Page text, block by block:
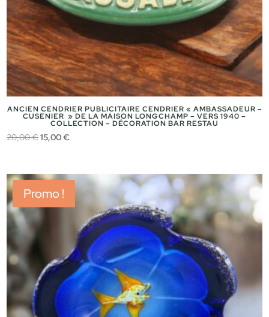
ANCIEN CENDRIER PUBLICITAIRE CENDRIER « AMBASSADEUR –
CUSENIER » DE LA MAISON LONGCHAMP – VERS 1940 –
COLLECTION – DÉCORATION BAR RESTAU
20,00€Le
était :
20,00 €.
15,00€Le
est :
15,00 €.
Promo !